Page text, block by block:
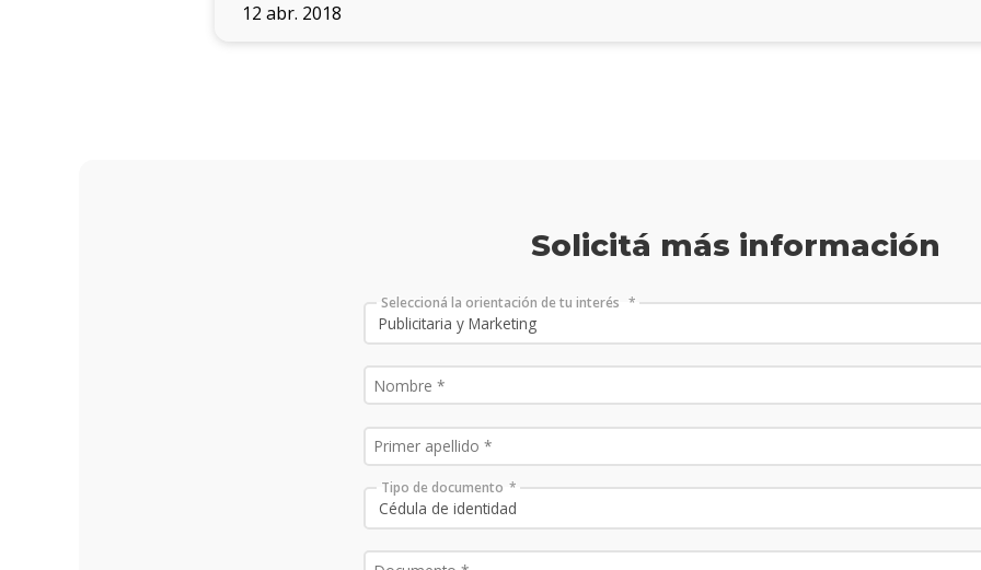
12 abr. 2018
Solicitá más información
Seleccioná la orientación de tu interés
Tipo de documento